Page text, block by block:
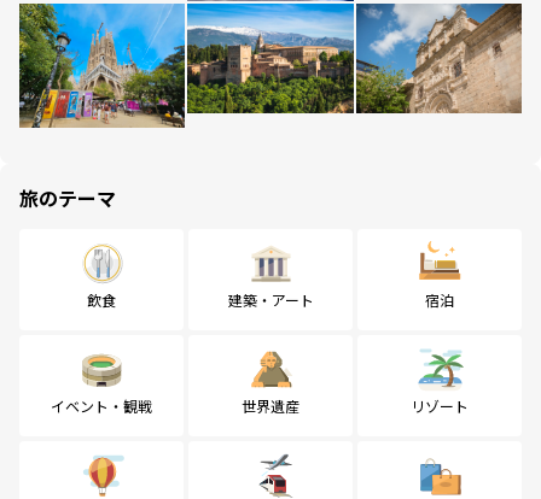
旅のテーマ
飲食 建築・アート 宿泊
イベント・観戦 世界遺産 リゾート